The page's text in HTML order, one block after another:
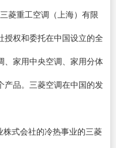
菱重工空调（上海）有限
授权和委托在中国设立的全
、家用中央空调、家用分体
产品。三菱空调在中国的发
式会社的冷热事业的三菱